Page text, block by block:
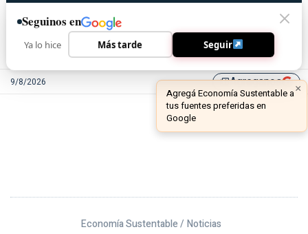
9/8/2026 library_addAgreganos
Economía Sustentable / Noticias
Seguinos en
Ya lo hice Más tarde Seguir